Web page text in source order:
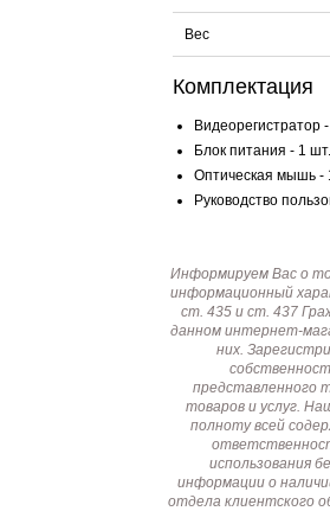
Вес
Комплектация
Видеорегистратор
Блок питания - 1 шт.
Оптическая мышь -
Руководство
Информируем Вас о
информационный
ст. 435 и ст. 437
данном интернет-
них.
представленного
товаров и услуг.
полноту всей
использования
информации о
отдела клиентского